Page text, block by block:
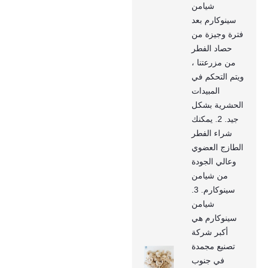
شيامن
سينوكارم بعد
فترة وجيزة من
حصاد الفطر
من مزرعتنا ،
ويتم التحكم في
المبيدات
الحشرية بشكل
جيد. 2. يمكنك
شراء الفطر
الطازج العضوي
وعالي الجودة
من شيامن
سينوكارم. 3.
شيامن
سينوكارم هي
أكبر شركة
تصنيع مجمدة
في جنوب